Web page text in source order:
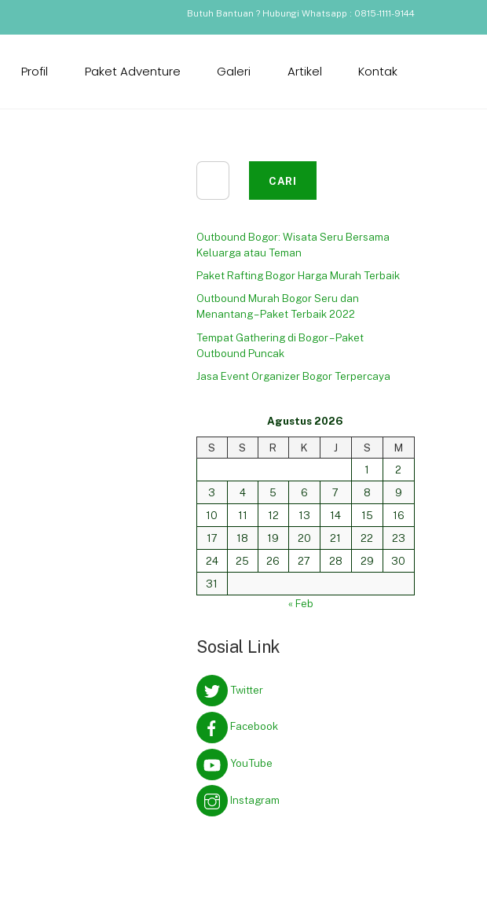
Butuh Bantuan ? Hubungi Whatsapp : 0815-1111-9144
Profil Paket Adventure Galeri Artikel Kontak
Cari
CARI
Outbound Bogor: Wisata Seru Bersama
Keluarga atau Teman
Paket Rafting Bogor Harga Murah Terbaik
Outbound Murah Bogor Seru dan
Menantang – Paket Terbaik 2022
Tempat Gathering di Bogor – Paket
Outbound Puncak
Jasa Event Organizer Bogor Terpercaya
Agustus 2026
S S R K J S
M
1
2
3
4 5 6 7 8
9
10
11 12 13 14 15
16
17
18 19 20 21 22
23
24
25 26 27 28 29
30
31
« Feb
Sosial Link
Twitter
Facebook
YouTube
Instagram